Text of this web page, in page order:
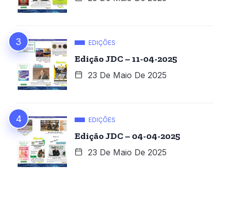
EDIÇÕES
Edição JDC – 11-04-2025
23 De Maio De 2025
EDIÇÕES
Edição JDC – 04-04-2025
23 De Maio De 2025